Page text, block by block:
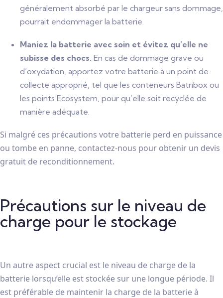
généralement absorbé par le chargeur sans dommage,
pourrait endommager la batterie.
Maniez la batterie avec soin et évitez qu’elle ne
subisse des chocs. En cas de dommage grave ou
d’oxydation, apportez votre batterie à un point de
collecte approprié, tel que les conteneurs Batribox ou
les points Ecosystem, pour qu’elle soit recyclée de
manière adéquate.
Si malgré ces précautions votre batterie perd en puissance
ou tombe en panne, contactez-nous pour obtenir un devis
gratuit de reconditionnement.
Précautions sur le niveau de
charge pour le stockage
Un autre aspect crucial est le niveau de charge de la
batterie lorsqu’elle est stockée sur une longue période. Il
est préférable de maintenir la charge de la batterie à